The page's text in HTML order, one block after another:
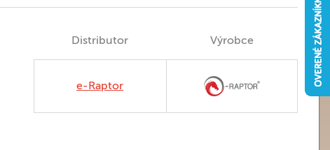
Distributor Výrobce
e-Raptor